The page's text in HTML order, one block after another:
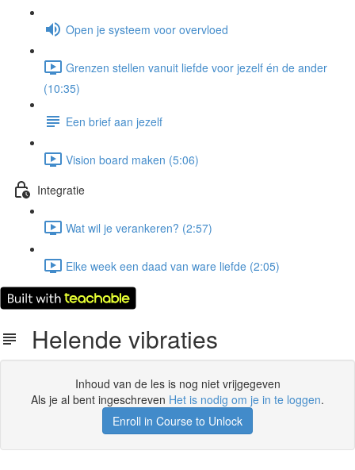
Open je systeem voor overvloed
Grenzen stellen vanuit liefde voor jezelf én de ander
(10:35)
Een brief aan jezelf
Vision board maken (5:06)
Integratie
Wat wil je verankeren? (2:57)
Elke week een daad van ware liefde (2:05)
Helende vibraties
Inhoud van de les is nog niet vrijgegeven
Als je al bent ingeschreven Het is nodig om je in te loggen.
Enroll in Course to Unlock